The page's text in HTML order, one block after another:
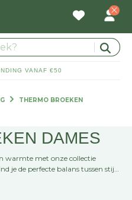
VANAF €50
THERMO BROEKEN
DAMES
warmte met onze collectie
je de perfecte balans tussen stijl
of buitenactiviteiten. Voel je